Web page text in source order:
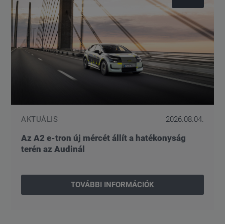
AKTUÁLIS 2026.08.04.
Az A2 e-tron új mércét állít a hatékonyság
terén az Audinál
TOVÁBBI INFORMÁCIÓK